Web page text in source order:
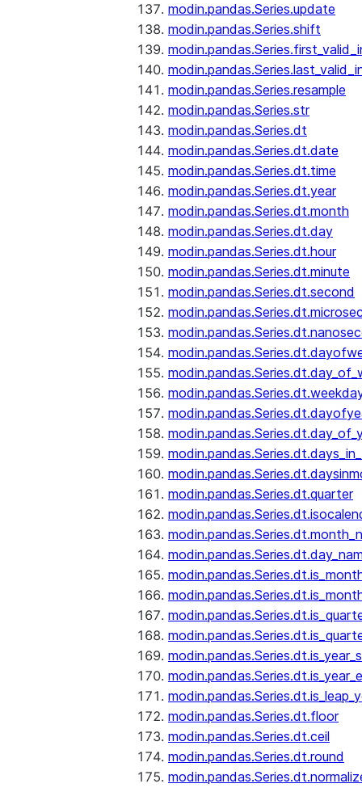
modin.pandas.Series.update
modin.pandas.Series.shift
modin.pandas.Series.resample
modin.pandas.Series.str
modin.pandas.Series.dt
modin.pandas.Series.dt.date
modin.pandas.Series.dt.time
modin.pandas.Series.dt.year
modin.pandas.Series.dt.month
modin.pandas.Series.dt.day
modin.pandas.Series.dt.hour
modin.pandas.Series.dt.minute
modin.pandas.Series.dt.second
modin.pandas.Series.dt.quarter
modin.pandas.Series.dt.floor
modin.pandas.Series.dt.ceil
modin.pandas.Series.dt.round